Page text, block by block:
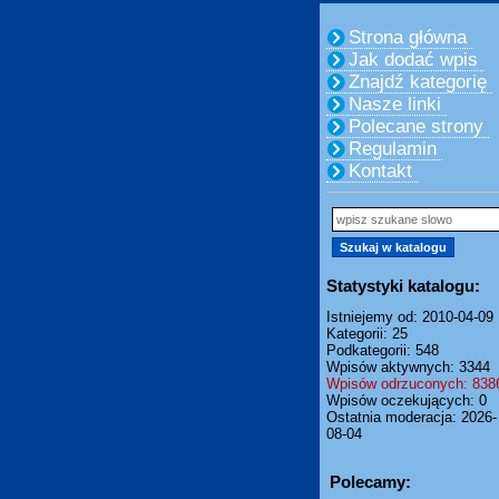
Strona główna
Jak dodać wpis
Znajdź kategorię
Nasze linki
Polecane strony
Regulamin
Kontakt
Statystyki katalogu:
Istniejemy od: 2010-04-09
Kategorii: 25
Podkategorii: 548
Wpisów aktywnych: 3344
Wpisów odrzuconych:
Wpisów oczekujących: 0
Ostatnia moderacja: 2026-
08-04
Polecamy: